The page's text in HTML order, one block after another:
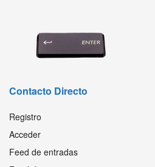
Contacto Directo
Registro
Acceder
Feed de entradas